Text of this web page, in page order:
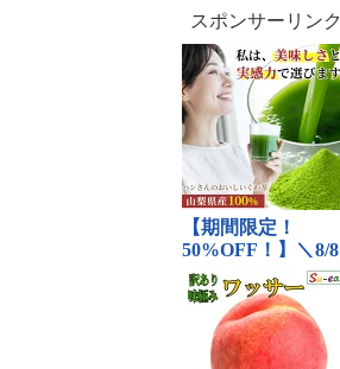
スポンサーリンク